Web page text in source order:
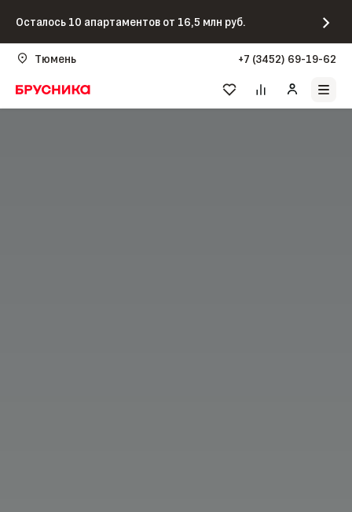
Осталось 10 апартаментов от 16,5 млн руб.
Тюмень +7 (3452) 69-19-62